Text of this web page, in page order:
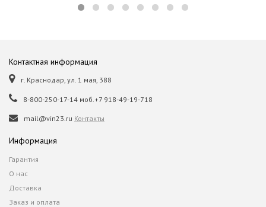
Контактная информация
г. Краснодар, ул. 1 мая, 388
8-800-250-17-14 моб.+7 918-49-19-718
mail@vin23.ru Контакты
Информация
Гарантия
О нас
Доставка
Заказ и оплата